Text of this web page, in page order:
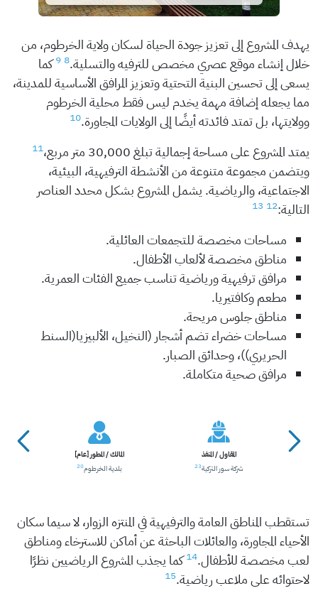
يهدف المشروع إلى تعزيز جودة الحياة لسكان ولاية الخرطوم، من
خلال إنشاء موقع عصري مخصص للترفيه والتسلية.8
9كما
يسعى إلى تحسين البنية التحتية وتعزيز المرافق الأساسية للمدينة،
مما يجعله إضافة مهمة يخدم ليس فقط محلية الخرطوم
وولايتها، بل تمتد فائدته أيضًا إلى الولايات المجاورة.10
يمتد المشروع على مساحة إجمالية تبلغ 30,000 متر مربع، 11
ويتضمن مجموعة متنوعة من الأنشطة الترفيهية، البيئية،
الاجتماعية، والرياضية. يشمل المشروع بشكل محدد العناصر
التالية:12
13
مساحات مخصصة للتجمعات العائلية.
مناطق مخصصة لألعاب الأطفال.
مرافق ترفيهية ورياضية تناسب جميع الفئات العمرية.
مطعم وكافتيريا.
مناطق جلوس مريحة.
مساحات خضراء تضم أشجار (النخيل، الألبيزيا(السنط
الحريري))، وحدائق الصبار.
مرافق صحية متكاملة.
المالك / المطور [عام]
بلدية الخرطوم20
المقاول / المنفذ
شركة سور التركية23
تستقطب المناطق العامة والترفيهية في المنتزه الزوار، لا سيما سكان
الأحياء المجاورة، والعائلات الباحثة عن أماكن للاسترخاء ومناطق
لعب مخصصة للأطفال.14كما يجذب المشروع الرياضيين نظرًا
لاحتوائه على ملاعب رياضية.15